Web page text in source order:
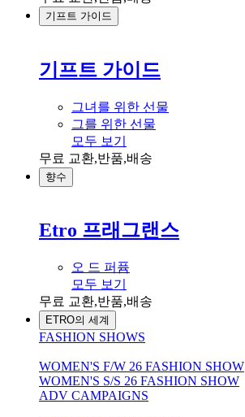
기프트 가이드
기프트 가이드
그녀를 위한 선물
그를 위한 선물
모두 보기
무료 교환,반품,배송
향수
Etro 프래그랜스
오 드 퍼퓸
모두 보기
무료 교환,반품,배송
ETRO의 세계
FASHION SHOWS
WOMEN'S F/W 26 FASHION SHOW
WOMEN'S S/S 26 FASHION SHOW
ADV CAMPAIGNS